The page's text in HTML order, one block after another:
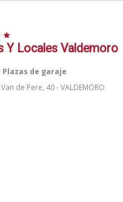
Y Locales Valdemoro
Plazas de garaje
de Pere, 40 - VALDEMORO